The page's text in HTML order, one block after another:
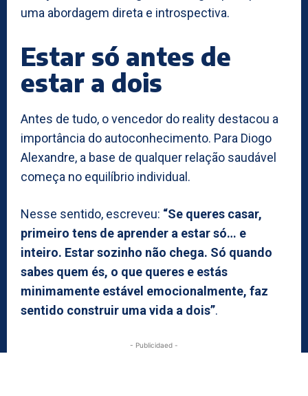
uma abordagem direta e introspectiva.
Estar só antes de
estar a dois
Antes de tudo, o vencedor do reality destacou a
importância do autoconhecimento. Para Diogo
Alexandre, a base de qualquer relação saudável
começa no equilíbrio individual.
Nesse sentido, escreveu: “Se queres casar,
primeiro tens de aprender a estar só… e
inteiro. Estar sozinho não chega. Só quando
sabes quem és, o que queres e estás
minimamente estável emocionalmente, faz
sentido construir uma vida a dois”.
- Publicidaed -